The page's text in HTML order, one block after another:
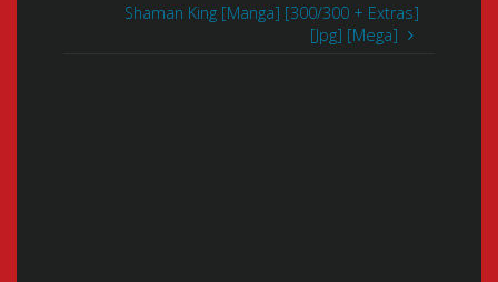
Shaman King [Manga] [300/300 + Extras]
[Jpg] [Mega]